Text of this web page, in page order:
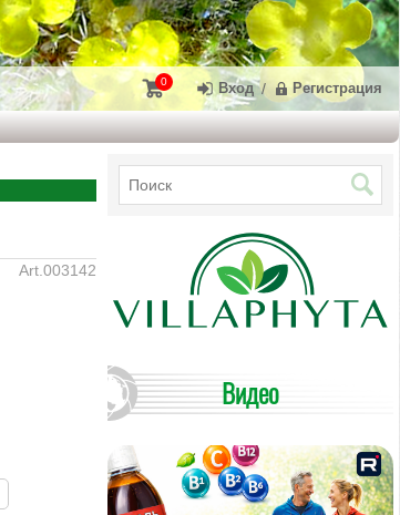
0 Вход / Регистрация
003142
Видео